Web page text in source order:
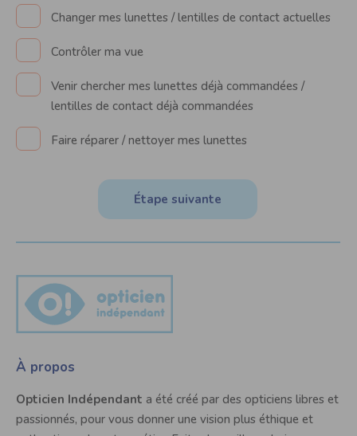
Changer mes lunettes / lentilles de contact actuelles
Contrôler ma vue
Venir chercher mes lunettes déjà commandées /
lentilles de contact déjà commandées
Faire réparer / nettoyer mes lunettes
Étape suivante
À propos
Opticien Indépendant a été créé par des opticiens libres et
passionnés, pour vous donner une vision plus éthique et